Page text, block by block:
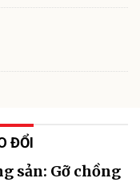
ĐỔI
sản: Gỡ chồng